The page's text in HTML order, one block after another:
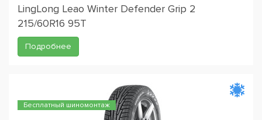
LingLong Leao Winter Defender Grip 2
215/60R16 95T
Подробнее
Бесплатный шиномонтаж